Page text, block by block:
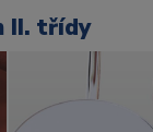
II. třídy